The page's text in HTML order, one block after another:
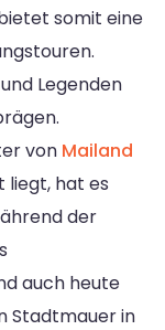
somit eine
Legenden
von Mailand
hat es
der
auch heute
Stadtmauer in